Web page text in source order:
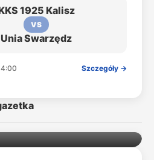
1925 Kalisz
VS
Unia Swarzędz
Szczegóły →